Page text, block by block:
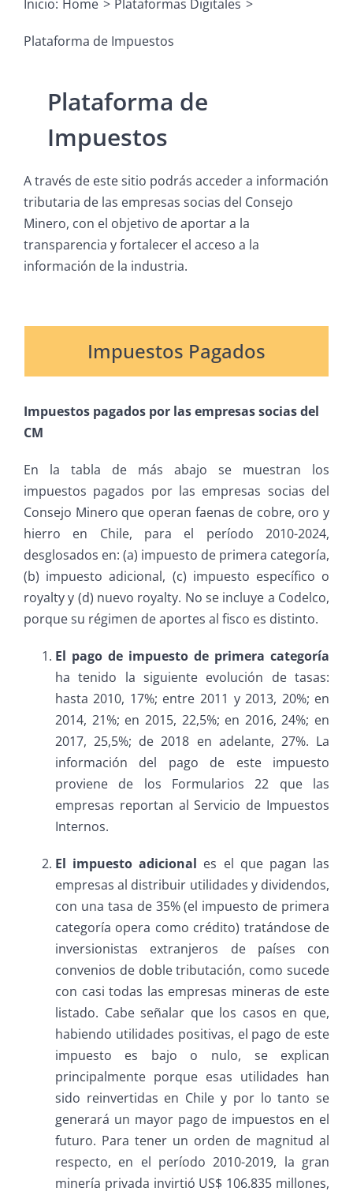
Inicio: Home Plataformas Digitales
Plataforma de Impuestos
Plataforma de
Impuestos
A través de este sitio podrás acceder a información
tributaria de las empresas socias del Consejo
Minero, con el objetivo de aportar a la
transparencia y fortalecer el acceso a la
información de la industria.
Impuestos Pagados
Impuestos pagados por las empresas socias del
CM
En la tabla de más abajo se muestran los
impuestos pagados por las empresas socias del
Consejo Minero que operan faenas de cobre, oro y
hierro en Chile, para el período 2010-2024,
desglosados en: (a) impuesto de primera categoría,
(b) impuesto adicional, (c) impuesto específico o
royalty y (d) nuevo royalty. No se incluye a Codelco,
porque su régimen de aportes al fisco es distinto.
El pago de impuesto de primera categoría
ha tenido la siguiente evolución de tasas:
hasta 2010, 17%; entre 2011 y 2013, 20%; en
2014, 21%; en 2015, 22,5%; en 2016, 24%; en
2017, 25,5%; de 2018 en adelante, 27%. La
información del pago de este impuesto
proviene de los Formularios 22 que las
empresas reportan al Servicio de Impuestos
Internos.
El impuesto adicional es el que pagan las
empresas al distribuir utilidades y dividendos,
con una tasa de 35% (el impuesto de primera
categoría opera como crédito) tratándose de
inversionistas extranjeros de países con
convenios de doble tributación, como sucede
con casi todas las empresas mineras de este
listado. Cabe señalar que los casos en que,
habiendo utilidades positivas, el pago de este
impuesto es bajo o nulo, se explican
principalmente porque esas utilidades han
sido reinvertidas en Chile y por lo tanto se
generará un mayor pago de impuestos en el
futuro. Para tener un orden de magnitud al
respecto, en el período 2010-2019, la gran
minería privada invirtió US$ 106.835 millones,